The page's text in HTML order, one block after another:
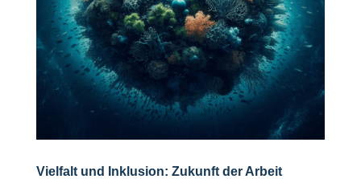
Vielfalt und Inklusion: Zukunft der Arbeit